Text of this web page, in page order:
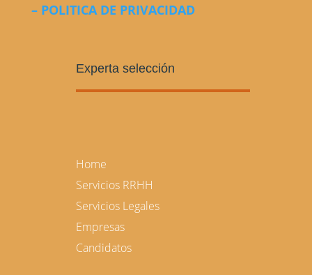
– POLITICA DE PRIVACIDAD
Experta selección
Home
Servicios RRHH
Servicios Legales
Empresas
Candidatos